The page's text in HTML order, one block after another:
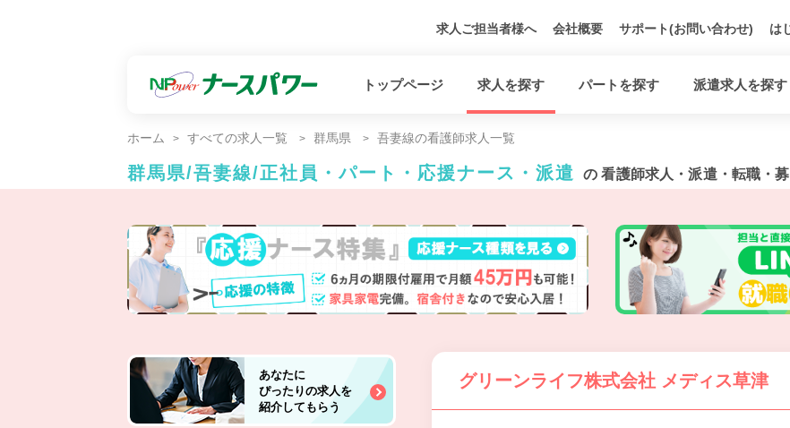
求人ご担当者様へ 会社概要 サポート(お問い合わせ) は
トップページ 求人を探す パートを探す 派遣求人を探す
ホーム すべての求人一覧 群馬県 吾妻線の看護師求人一覧
群馬県/吾妻線/正社員・パート・応援ナース・派遣 の 看護師求人・派遣・転職・
グリーンライフ株式会社 メディス草津
あなたに
ぴったりの求人を
紹介してもらう